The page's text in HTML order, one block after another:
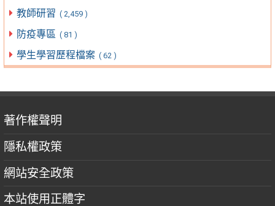
教師研習 ( 2,459 )
防疫專區 ( 81 )
學生學習歷程檔案 ( 62 )
著作權聲明
隱私權政策
網站安全政策
本站使用正體字